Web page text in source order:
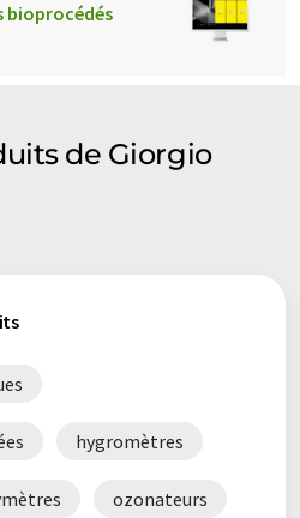
de Giorgio
hygromètres
ozonateurs